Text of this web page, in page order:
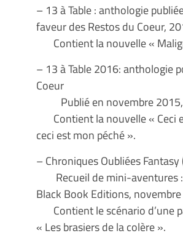
– 13 à Table : anthologie
faveur des Restos du Coeur,
Contient la nouvelle «
– 13 à Table 2016: anthologie
Coeur
Publié en novembre 2015,
Contient la nouvelle « Ceci
ceci est mon péché ».
– Chroniques Oubliées Fantasy
Recueil de mini-aventures
Black Book Editions,
Contient le scénario d’une
« Les brasiers de la colère ».